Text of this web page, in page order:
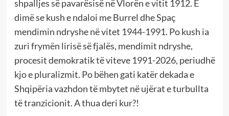
shpalljes së pavarësisë në Vlorën e vitit 1912. E
dimë se kush e ndaloi me Burrel dhe Spaç
mendimin ndryshe në vitet 1944-1991. Po kush ia
zuri frymën lirisë së fjalës, mendimit ndryshe,
procesit demokratik të viteve 1991-2026, periudhë
kjo e pluralizmit. Po bëhen gati katër dekada e
Shqipëria vazhdon të mbytet në ujërat e turbullta
të tranzicionit. A thua deri kur?!